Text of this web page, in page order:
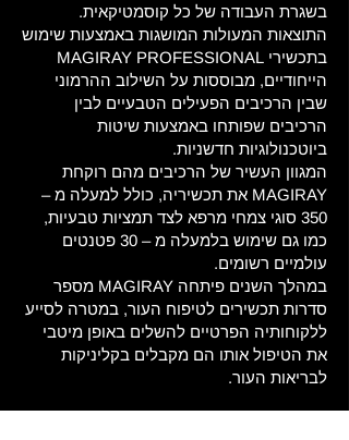
בשגרת העבודה של כל קוסמטיקאית.
התוצאות המעולות המושגות באמצעות שימוש
בתכשירי MAGIRAY PROFESSIONAL
הייחודיים, מבוססות על השילוב ההרמוני
שבין הרכיבים הפעילים הטבעיים לבין
הרכיבים שפותחו באמצעות שיטות
ביוטכנולוגיות חדשניות.
המגוון העשיר של הרכיבים מהם רוקחת
MAGIRAY את תכשיריה, כולל למעלה מ –
350 סוגי צמחי מרפא לצד תמציות טבעיות,
כמו גם שימוש בלמעלה מ – 30 פטנטים
עולמיים רשומים.
במהלך השנים פיתחה MAGIRAY מספר
סדרות תכשירים לטיפוח העור, במטרה לסייע
ללקוחותיה הפרטיים להשלים באופן מיטבי
את הטיפול אותו הם מקבלים בקליניקות
לבריאות העור.